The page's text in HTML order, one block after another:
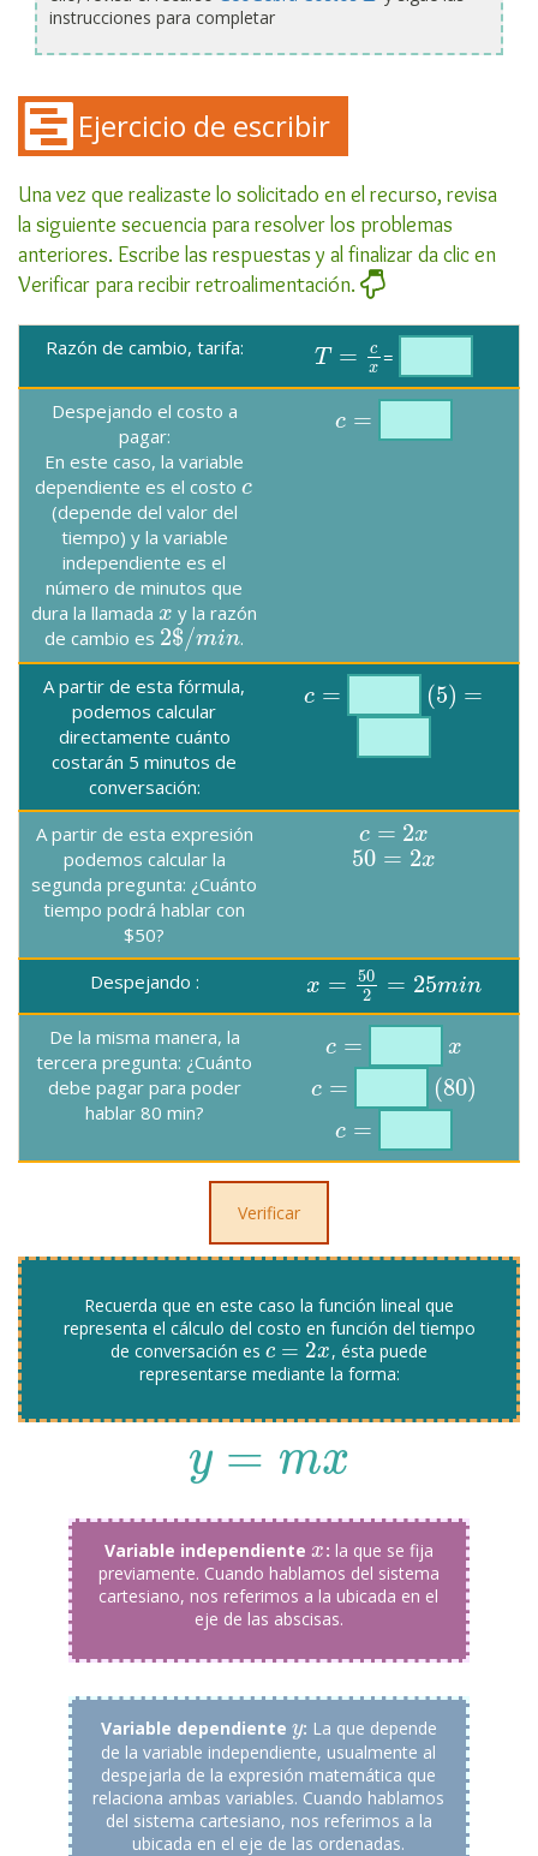
instrucciones para completar
Ejercicio de escribir
Una vez que realizaste lo solicitado en el recurso, revisa
la siguiente secuencia para resolver los problemas
anteriores. Escribe las respuestas y al finalizar da clic en
Verificar para recibir retroalimentación.
Razón de cambio, tarifa: T =
c
x
T= cx =
Despejando el costo a
pagar:
En este caso, la variable
dependiente es el costoc
c
(depende del valor del
tiempo) y la variable
independiente es el
número de minutos que
dura la llamada x
x y la razón
de cambio es 2$/min
2$/min .
c =
c=
A partir de esta fórmula,
podemos calcular
directamente cuánto
costarán 5 minutos de
conversación:
c =
c= (5) =
(5) =
A partir de esta expresión
podemos calcular la
segunda pregunta: ¿Cuánto
tiempo podrá hablar con
$50?
c = 2x
c= 2x
50 = 2x
50=2x
Despejando : x = 50
2
= 25min
x= 50 2=25m n
De la misma manera, la
tercera pregunta: ¿Cuánto
debe pagar para poder
hablar 80 min?
c =
c= x
x
c =
c= (80)
(80)
c =
c=
Recuerda que en este caso la función lineal que
representa el cálculo del costo en función del tiempo
de conversación es c = 2x
c=2x
, ésta puede
representarse mediante la forma:
y = mx
y= mx
Variable independientex
x : la que se fija
previamente. Cuando hablamos del sistema
cartesiano, nos referimos a la ubicada en el
eje de las abscisas.
Variable dependiente y
y: La que depende
de la variable independiente, usualmente al
despejarla de la expresión matemática que
relaciona ambas variables. Cuando hablamos
del sistema cartesiano, nos referimos a la
ubicada en el eje de las ordenadas.